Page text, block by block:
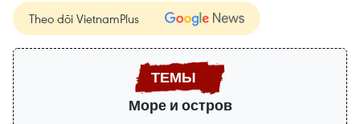
Theo dõi VietnamPlus
Море и остров